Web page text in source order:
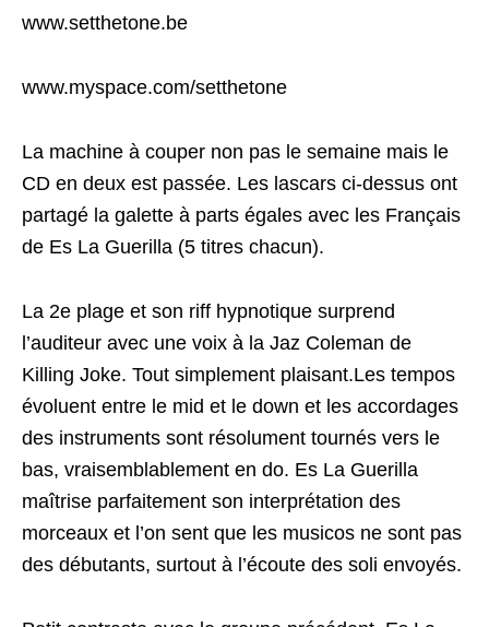
www.setthetone.be
www.myspace.com/setthetone
La machine à couper non pas le semaine mais le
CD en deux est passée. Les lascars ci-dessus ont
partagé la galette à parts égales avec les Français
de Es La Guerilla (5 titres chacun).
La 2e plage et son riff hypnotique surprend
l’auditeur avec une voix à la Jaz Coleman de
Killing Joke. Tout simplement plaisant.Les tempos
évoluent entre le mid et le down et les accordages
des instruments sont résolument tournés vers le
bas, vraisemblablement en do. Es La Guerilla
maîtrise parfaitement son interprétation des
morceaux et l’on sent que les musicos ne sont pas
des débutants, surtout à l’écoute des soli envoyés.